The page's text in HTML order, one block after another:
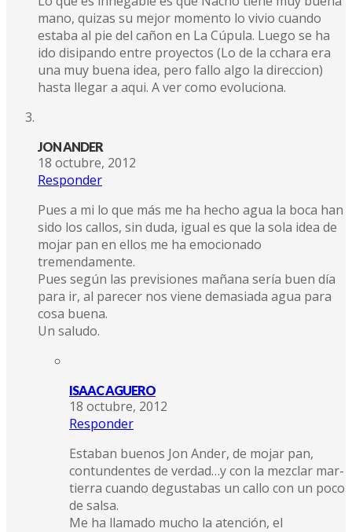
mano, quizas su mejor momento lo vivio cuando
estaba al pie del cañon en La Cúpula. Luego se ha
ido disipando entre proyectos (Lo de la cchara era
una muy buena idea, pero fallo algo la direccion)
hasta llegar a aqui. A ver como evoluciona.
JON ANDER
18 octubre, 2012
Responder
Pues a mi lo que más me ha hecho agua la boca han
sido los callos, sin duda, igual es que la sola idea de
mojar pan en ellos me ha emocionado
tremendamente.
Pues según las previsiones mañana sería buen día
para ir, al parecer nos viene demasiada agua para
cosa buena.
Un saludo.
ISAAC AGUERO
18 octubre, 2012
Responder
Estaban buenos Jon Ander, de mojar pan,
contundentes de verdad…y con la mezclar mar-
tierra cuando degustabas un callo con un poco
de salsa.
Me ha llamado mucho la atención, el